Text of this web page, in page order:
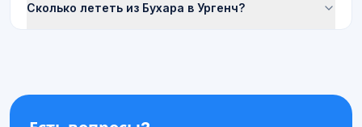
Сколько лететь из Бухара в Ургенч?